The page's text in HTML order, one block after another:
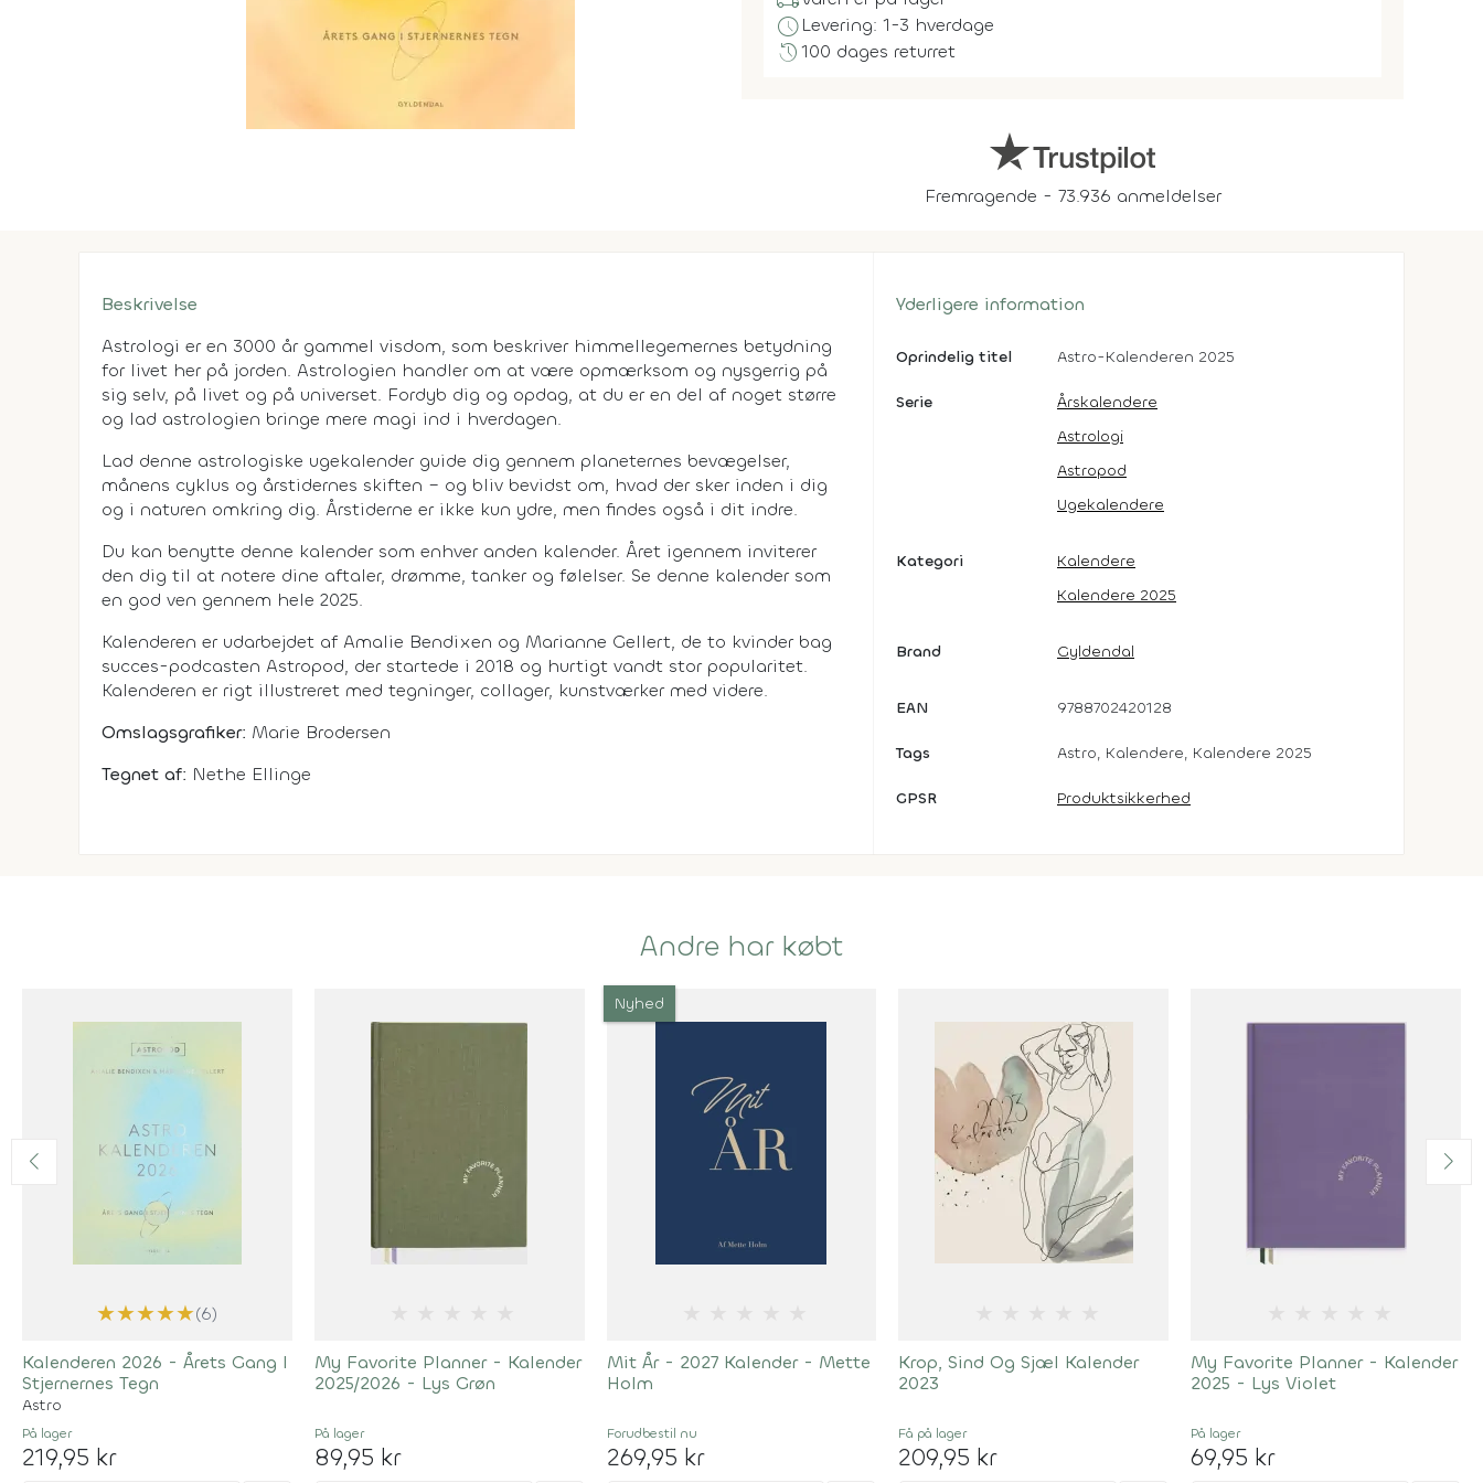
scheduleLevering: 1-3 hverdage
history100 dages returret
Fremragende - 73.936 anmeldelser
Beskrivelse
Astrologi er en 3000 år gammel visdom, som beskriver himmellegemernes betydning
for livet her på jorden. Astrologien handler om at være opmærksom og nysgerrig på
sig selv, på livet og på universet. Fordyb dig og opdag, at du er en del af noget større
og lad astrologien bringe mere magi ind i hverdagen.
Lad denne astrologiske ugekalender guide dig gennem planeternes bevægelser,
månens cyklus og årstidernes skiften – og bliv bevidst om, hvad der sker inden i dig
og i naturen omkring dig. Årstiderne er ikke kun ydre, men findes også i dit indre.
Du kan benytte denne kalender som enhver anden kalender. Året igennem inviterer
den dig til at notere dine aftaler, drømme, tanker og følelser. Se denne kalender som
en god ven gennem hele 2025.
Kalenderen er udarbejdet af Amalie Bendixen og Marianne Gellert, de to kvinder bag
succes-podcasten Astropod, der startede i 2018 og hurtigt vandt stor popularitet.
Kalenderen er rigt illustreret med tegninger, collager, kunstværker med videre.
Omslagsgrafiker: Marie Brodersen
Tegnet af: Nethe Ellinge
Yderligere information
Oprindelig titel Astro-Kalenderen 2025
Serie
Årskalendere
Astrologi
Astropod
Ugekalendere
Kategori
Kalendere
Kalendere 2025
Brand Gyldendal
EAN 9788702420128
Tags Astro, Kalendere, Kalendere 2025
GPSR Produktsikkerhed
Andre har købt
★★★★★(6)
Kalenderen 2026 - Årets Gang I
Stjernernes Tegn
Astro
På lager
219,95 kr
My Favorite Planner - Kalender
2025/2026 - Lys Grøn
På lager
89,95 kr
Nyhed
Mit År - 2027 Kalender - Mette
Holm
Forudbestil nu
269,95 kr
Krop, Sind Og Sjæl Kalender
2023
Få på lager
209,95 kr
My Favorite Planner - Kalender
2025 - Lys Violet
På lager
69,95 kr